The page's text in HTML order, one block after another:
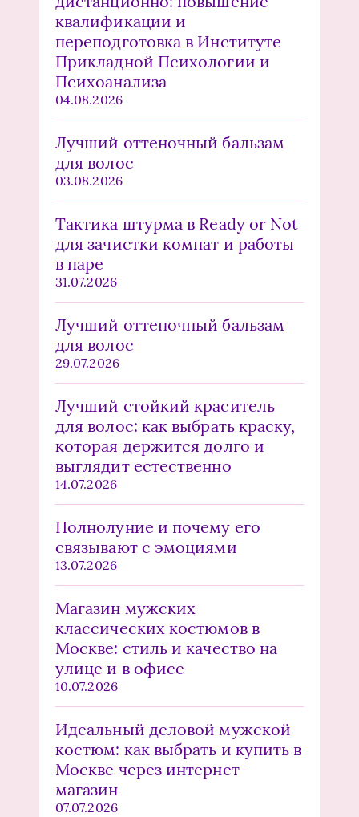
квалификации и
переподготовка в Институте
Прикладной Психологии и
Психоанализа
04.08.2026
Лучший оттеночный бальзам
для волос
03.08.2026
Тактика штурма в Ready or Not
для зачистки комнат и работы
в паре
31.07.2026
Лучший оттеночный бальзам
для волос
29.07.2026
Лучший стойкий краситель
для волос: как выбрать краску,
которая держится долго и
выглядит естественно
14.07.2026
Полнолуние и почему его
связывают с эмоциями
13.07.2026
Магазин мужских
классических костюмов в
Москве: стиль и качество на
улице и в офисе
10.07.2026
Идеальный деловой мужской
костюм: как выбрать и купить в
Москве через интернет-
магазин
07.07.2026